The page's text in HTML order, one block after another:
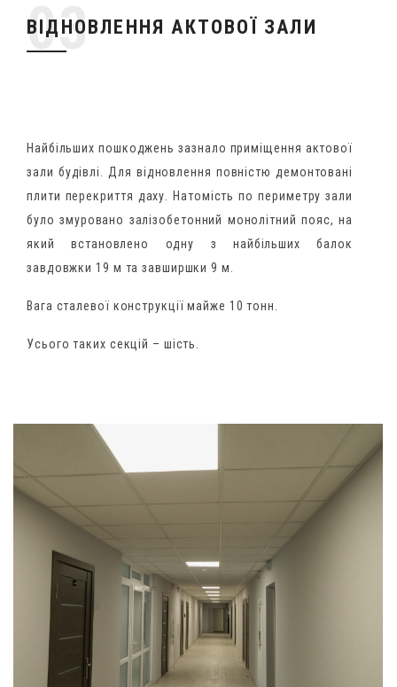
ВІДНОВЛЕННЯ АКТОВОЇ ЗАЛИ
Найбільших пошкоджень зазнало приміщення актової
зали будівлі. Для відновлення повністю демонтовані
плити перекриття даху. Натомість по периметру зали
було змуровано залізобетонний монолітний пояс, на
який встановлено одну з найбільших балок
завдовжки 19 м та завширшки 9 м.
Вага сталевої конструкції майже 10 тонн.
Усього таких секцій – шість.